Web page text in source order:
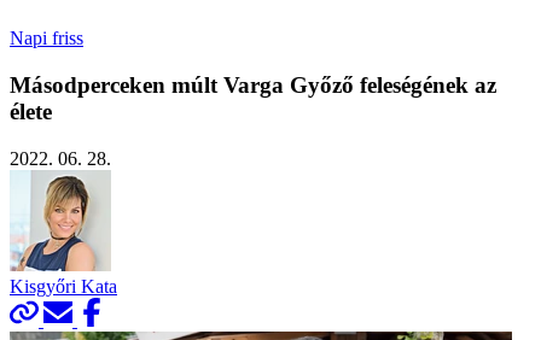
Napi friss
Másodperceken múlt Varga Győző feleségének az
élete
2022. 06. 28.
Kisgyőri Kata